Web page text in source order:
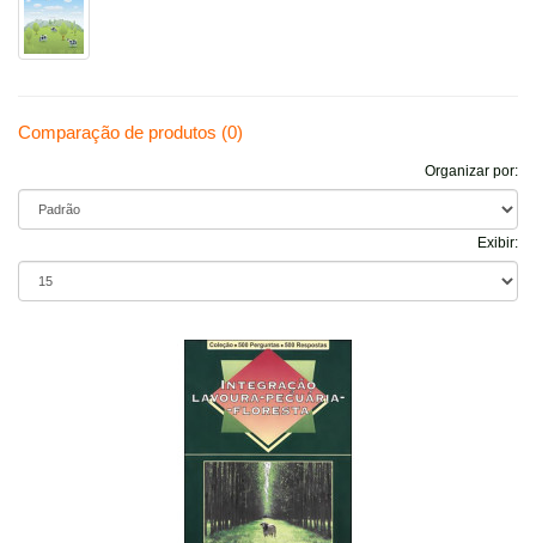
Comparação de produtos (0)
Organizar por:
Exibir: